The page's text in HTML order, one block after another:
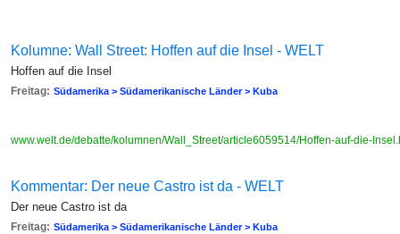
Kolumne: Wall Street: Hoffen auf die Insel - WELT
Hoffen auf die Insel
Freitag: Südamerika > Südamerikanische Länder > Kuba
www.welt.de/debatte/kolumnen/Wall_Street/article6059514/Hoffen-auf-die-
Kommentar: Der neue Castro ist da - WELT
Der neue Castro ist da
Freitag: Südamerika > Südamerikanische Länder > Kuba